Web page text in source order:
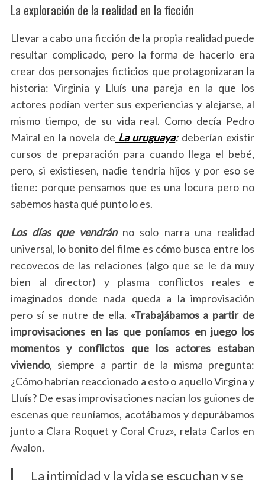
La exploración de la realidad en la ficción
Llevar a cabo una ficción de la propia realidad puede
resultar complicado, pero la forma de hacerlo era
crear dos personajes ficticios que protagonizaran la
historia: Virginia y Lluís una pareja en la que los
actores podían verter sus experiencias y alejarse, al
mismo tiempo, de su vida real. Como decía Pedro
Mairal en la novela de La uruguaya: deberían existir
cursos de preparación para cuando llega el bebé,
pero, si existiesen, nadie tendría hijos y por eso se
tiene: porque pensamos que es una locura pero no
sabemos hasta qué punto lo es.
Los días que vendrán no solo narra una realidad
universal, lo bonito del filme es cómo busca entre los
recovecos de las relaciones (algo que se le da muy
bien al director) y plasma conflictos reales e
imaginados donde nada queda a la improvisación
pero sí se nutre de ella. «Trabajábamos a partir de
improvisaciones en las que poníamos en juego los
momentos y conflictos que los actores estaban
viviendo, siempre a partir de la misma pregunta:
¿Cómo habrían reaccionado a esto o aquello Virgina y
Lluís? De esas improvisaciones nacían los guiones de
escenas que reuníamos, acotábamos y depurábamos
junto a Clara Roquet y Coral Cruz», relata Carlos en
Avalon.
La intimidad y la vida se escuchan y se
S
e
a
c
h
o